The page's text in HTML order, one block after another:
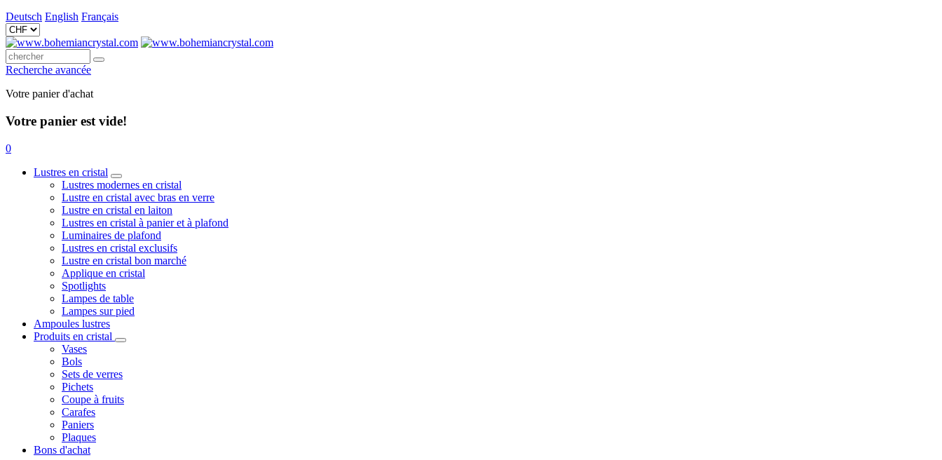
Deutsch English Français
Recherche avancée
Votre panier d'achat
Votre panier est vide!
0
Lustres en cristal
Lustres modernes en cristal
Lustre en cristal avec bras en verre
Lustre en cristal en laiton
Lustres en cristal à panier et à plafond
Luminaires de plafond
Lustres en cristal exclusifs
Lustre en cristal bon marché
Applique en cristal
Spotlights
Lampes de table
Lampes sur pied
Ampoules lustres
Produits en cristal
Vases
Bols
Sets de verres
Pichets
Coupe à fruits
Carafes
Paniers
Plaques
Bons d'achat